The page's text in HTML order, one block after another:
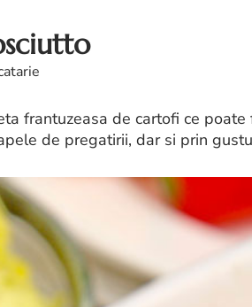
frantuzeasa de cartofi ce
de pregatirii, dar si prin